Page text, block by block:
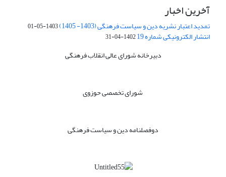
آخرین اخبار
تمدید اعتبار نشریه دین و سیاست فرهنگی (1403- 1405) 1403-05-01
انتشار الکترونیکی شماره 19 1402-04-31
دبیرخانه شورای عالی انقلاب فرهنگی
شورای تخصصی حوزوی
دوفصلنامه دین و سیاست فرهنگی